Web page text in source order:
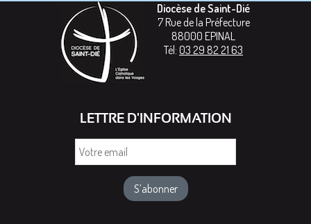
Diocèse de Saint-Dié
7 Rue de la Préfecture
88000 EPINAL
Tél: 03 29 82 21 63
LETTRE D'INFORMATION